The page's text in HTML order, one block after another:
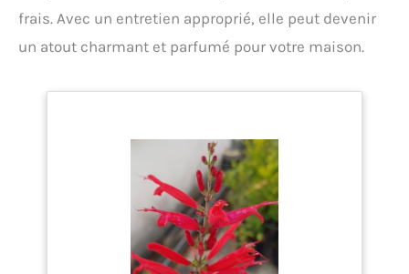
frais. Avec un entretien approprié, elle peut devenir
un atout charmant et parfumé pour votre maison.